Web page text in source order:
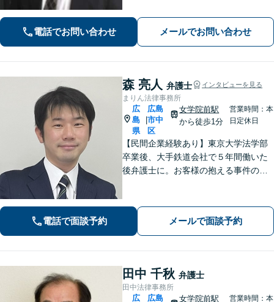
などご相談ください【夜間土日祝相談
可】【初回相談無料】【Zoom面談可】
電話でお問い合わせ メールでお問い合わせ
森 亮人 弁護士 インタビューを見る
まりん法律事務所
広
島
県
広島
市中
区
女学院前駅
から徒歩1分
営業時間：本
日定休日
【民間企業経験あり】東京大学法学部
卒業後、大手鉄道会社で５年間働いた
後弁護士に。お客様の抱える事件の本
律用語を多用しない分かり易い説明を
心がけています。女学院前電停から徒
歩１分。
電話で面談予約 メールで面談予約
田中 千秋 弁護士
田中法律事務所
広
広島
女学院前駅
営業時間：本